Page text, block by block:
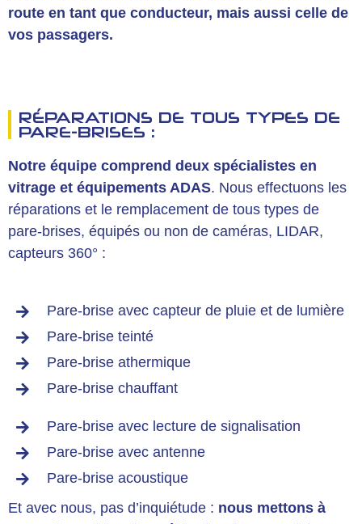
route en tant que conducteur, mais aussi celle de
vos passagers.
RÉPARATIONS DE TOUS TYPES DE
PARE-BRISES :
Notre équipe comprend deux spécialistes en
vitrage et équipements ADAS. Nous effectuons les
réparations et le remplacement de tous types de
pare-brises, équipés ou non de caméras, LIDAR,
capteurs 360° :
Pare-brise avec capteur de pluie et de lumière
Pare-brise teinté
Pare-brise athermique
Pare-brise chauffant
Pare-brise avec lecture de signalisation
Pare-brise avec antenne
Pare-brise acoustique
Et avec nous, pas d’inquiétude : nous mettons à